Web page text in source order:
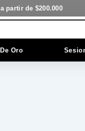
partir de $200.000
Oro